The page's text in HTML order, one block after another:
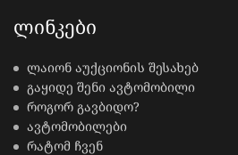
ᲚᲘᲜᲙᲔᲑᲘ
ლაიონ აუქციონის შესახებ
გაყიდე შენი ავტომობილი
როგორ გავბიდო?
ავტომობილები
რატომ ჩვენ